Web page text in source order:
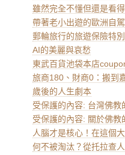
雖然完全不懂但還是看
帶著老小出遊的歐洲自
郵輪旅行的旅遊保險特
AI的美麗與哀愁
東武百貨池袋本店
旅商180、財商0：搬到
歲後的人生劇本
受保護的內容: 台灣佛教
受保護的內容: 關於佛教
人腦才是核心！在這個
何不被淘汰？從托拉查